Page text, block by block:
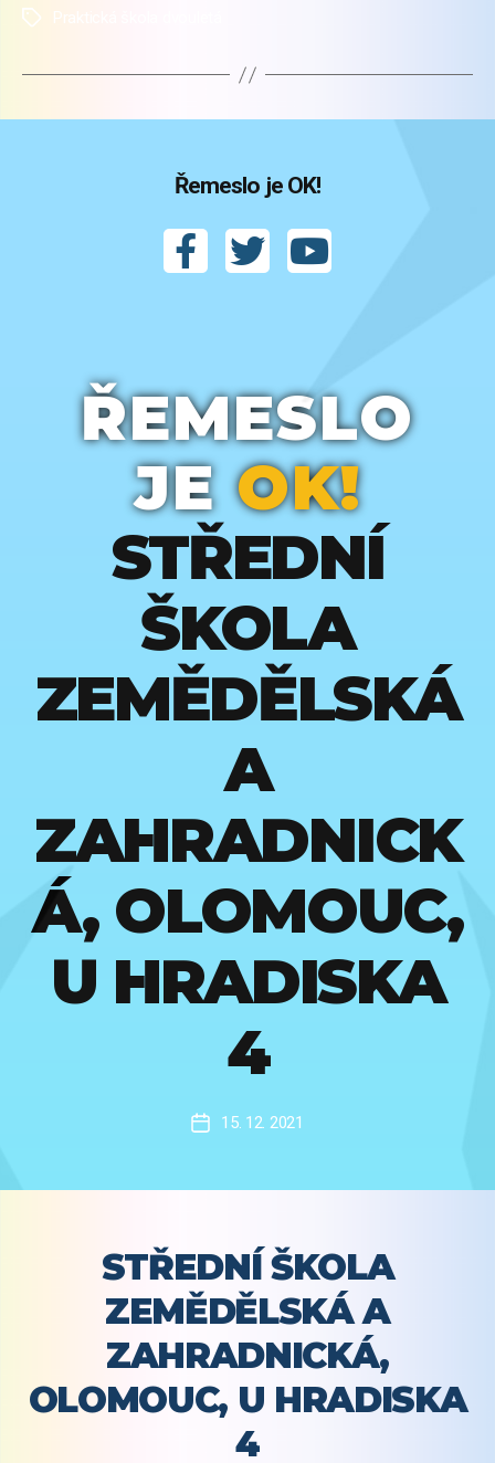
ŠtítkyPraktická škola dvouletá
Řemeslo je OK!
ŘEMESLO
JEOK!
STŘEDNÍ
ŠKOLA
ZEMĚDĚLSKÁ
A
ZAHRADNICK
Á, OLOMOUC,
U HRADISKA
4
Datum15. 12. 2021
STŘEDNÍ ŠKOLA
ZEMĚDĚLSKÁ A
ZAHRADNICKÁ,
OLOMOUC, U HRADISKA
4